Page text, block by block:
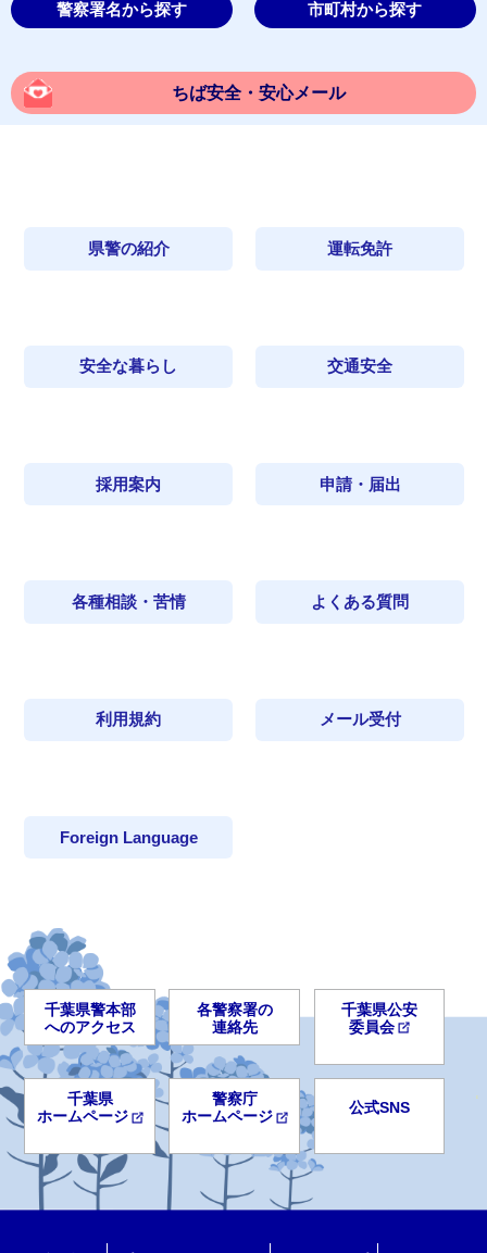
警察署名から探す 市町村から探す
ちば安全・安心メール
県警の紹介 運転免許
安全な暮らし 交通安全
採用案内 申請・届出
各種相談・苦情 よくある質問
利用規約 メール受付
Foreign Language
千葉県警本部
へのアクセス
各警察署の
連絡先
千葉県公安
委員会
千葉県
ホームページ
警察庁
ホームページ
公式SNS